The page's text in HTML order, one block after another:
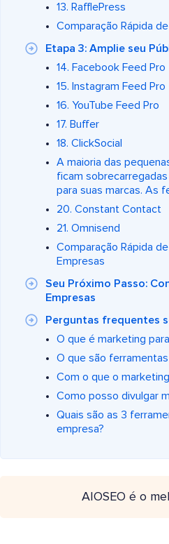
13. RafflePress
Comparação Rápida
Etapa 3: Amplie seu
14. Facebook Feed Pro
15. Instagram Feed Pro
16. YouTube Feed Pro
17. Buffer
18. ClickSocial
A maioria das
ficam
para suas marcas. As
20. Constant Contact
21. Omnisend
Comparação Rápida
Empresas
Seu Próximo Passo:
Empresas
Perguntas frequentes
O que é marketing
O que são
Com o que o
Como posso divulgar
Quais são as 3
empresa?
AIOSEO é o